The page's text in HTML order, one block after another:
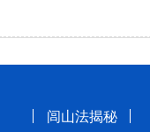
闾山法揭秘